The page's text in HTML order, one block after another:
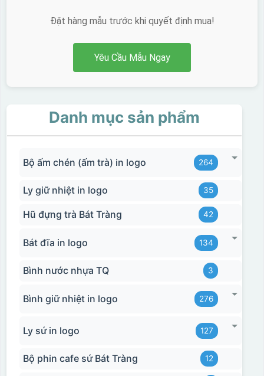
Đặt hàng mẫu trước khi quyết định mua!
Yêu Cầu Mẫu Ngay
Danh mục sản phẩm
Bộ ấm chén (ấm trà) in logo 264
Ly giữ nhiệt in logo 35
Hũ đựng trà Bát Tràng 42
Bát đĩa in logo 134
Bình nước nhựa TQ 3
Bình giữ nhiệt in logo 276
Ly sứ in logo 127
Bộ phin cafe sứ Bát Tràng 12